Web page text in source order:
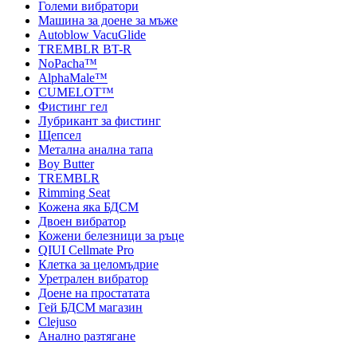
Големи вибратори
Машина за доене за мъже
Autoblow VacuGlide
TREMBLR BT-R
NoPacha™
AlphaMale™
CUMELOT™
Фистинг гел
Лубрикант за фистинг
Щепсел
Метална анална тапа
Boy Butter
TREMBLR
Rimming Seat
Кожена яка БДСМ
Двоен вибратор
Кожени белезници за ръце
QIUI Cellmate Pro
Клетка за целомъдрие
Уретрален вибратор
Доене на простатата
Гей БДСМ магазин
Clejuso
Анално разтягане